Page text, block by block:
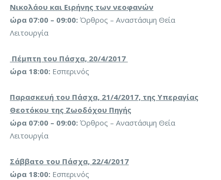
Νικολάου και Ειρήνης των νεοφανών
ώρα 07:00 – 09:00: Όρθρος – Αναστάσιμη Θεία
Λειτουργία
Πέμπτη του Πάσχα, 20/4/2017
ώρα 18:00: Εσπερινός
Παρασκευή του Πάσχα, 21/4/2017, της Υπεραγίας
Θεοτόκου της Ζωοδόχου Πηγής
ώρα 07:00 – 09:00: Όρθρος – Αναστάσιμη Θεία
Λειτουργία
Σάββατο του Πάσχα, 22/4/2017
ώρα 18:00: Εσπερινός